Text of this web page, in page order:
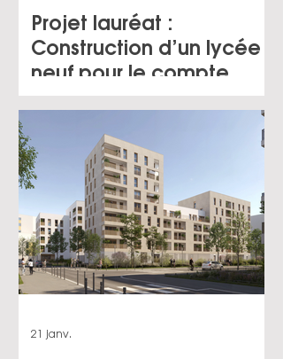
Projet lauréat :
Construction d’un lycée
neuf pour le compte
d’IDF Construction
(93)
21 janv.